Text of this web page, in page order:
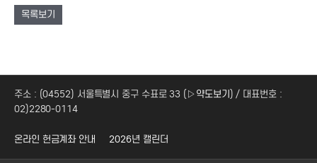
목록보기
주소 : (04552) 서울특별시 중구 수표로 33 (▷약도보기 ) / 대표번호 :
02)2280-0114
온라인 헌금계좌 안내 2026년 캘린더